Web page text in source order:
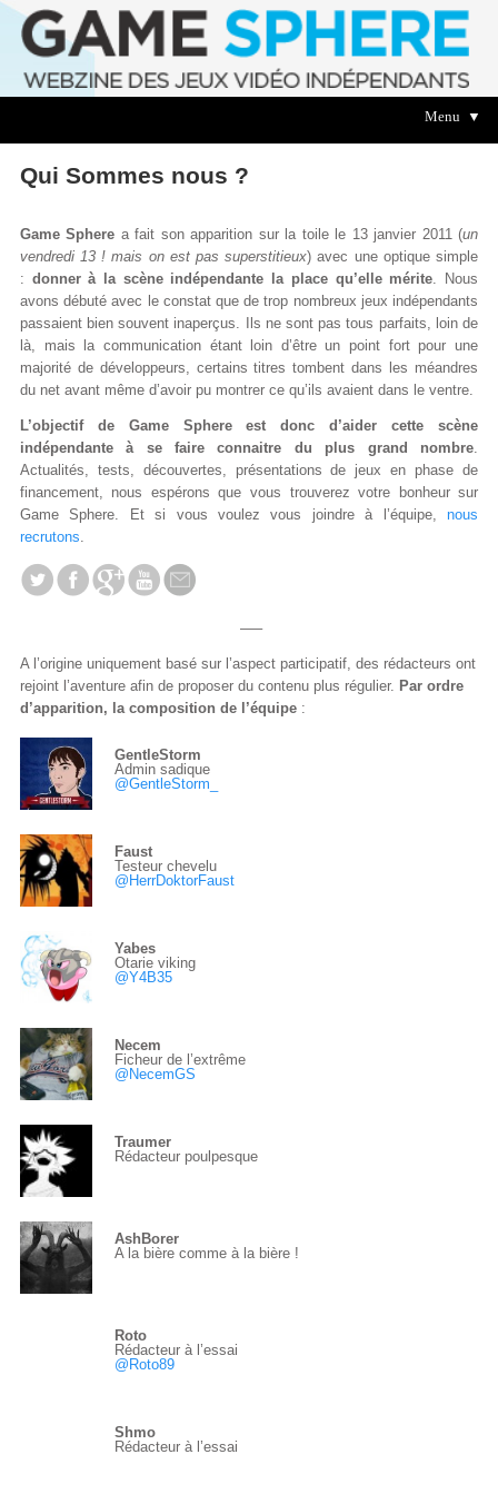
Menu ▼
Qui Sommes nous ?
Game Sphere a fait son apparition sur la toile le 13 janvier 2011 (un
vendredi 13 ! mais on est pas superstitieux) avec une optique simple
: donner à la scène indépendante la place qu’elle mérite. Nous
avons débuté avec le constat que de trop nombreux jeux indépendants
passaient bien souvent inaperçus. Ils ne sont pas tous parfaits, loin de
là, mais la communication étant loin d’être un point fort pour une
majorité de développeurs, certains titres tombent dans les méandres
du net avant même d’avoir pu montrer ce qu’ils avaient dans le ventre.
L’objectif de Game Sphere est donc d’aider cette scène
indépendante à se faire connaitre du plus grand nombre.
Actualités, tests, découvertes, présentations de jeux en phase de
financement, nous espérons que vous trouverez votre bonheur sur
Game Sphere. Et si vous voulez vous joindre à l’équipe,nous
recrutons.
—–
A l’origine uniquement basé sur l’aspect participatif, des rédacteurs ont
rejoint l’aventure afin de proposer du contenu plus régulier. Par ordre
d’apparition, la composition de l’équipe:
GentleStorm
Admin sadique
@GentleStorm_
Faust
Testeur chevelu
@HerrDoktorFaust
Yabes
Otarie viking
@Y4B35
Necem
Ficheur de l’extrême
@NecemGS
Traumer
Rédacteur poulpesque
AshBorer
A la bière comme à la bière !
Roto
Rédacteur à l’essai
@Roto89
Shmo
Rédacteur à l’essai